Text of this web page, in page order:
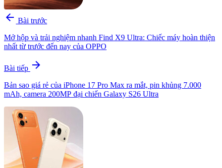
arrow_back Bài trước
Mở hộp và trải nghiệm nhanh Find X9 Ultra: Chiếc máy hoàn thiện
nhất từ trước đến nay của OPPO
Bài tiếp arrow_forward
Bản sao giá rẻ của iPhone 17 Pro Max ra mắt, pin khủng 7.000
mAh, camera 200MP đại chiến Galaxy S26 Ultra